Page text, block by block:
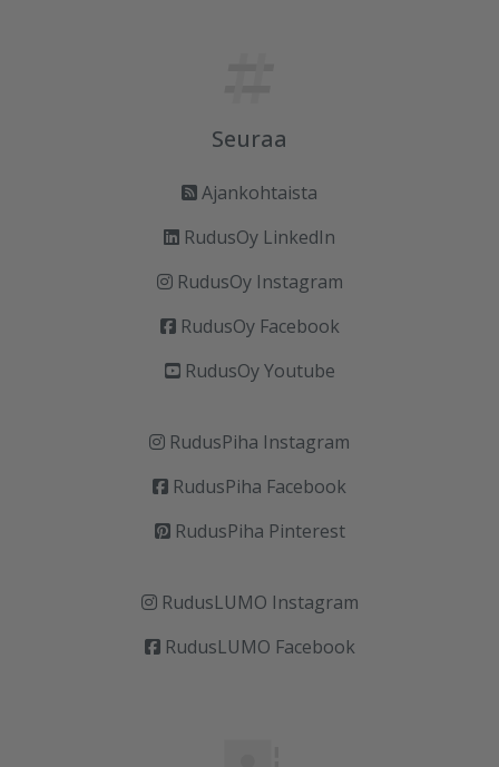
Seuraa
Ajankohtaista
RudusOy LinkedIn
RudusOy Instagram
RudusOy Facebook
RudusOy Youtube
RudusPiha Instagram
RudusPiha Facebook
RudusPiha Pinterest
RudusLUMO Instagram
RudusLUMO Facebook